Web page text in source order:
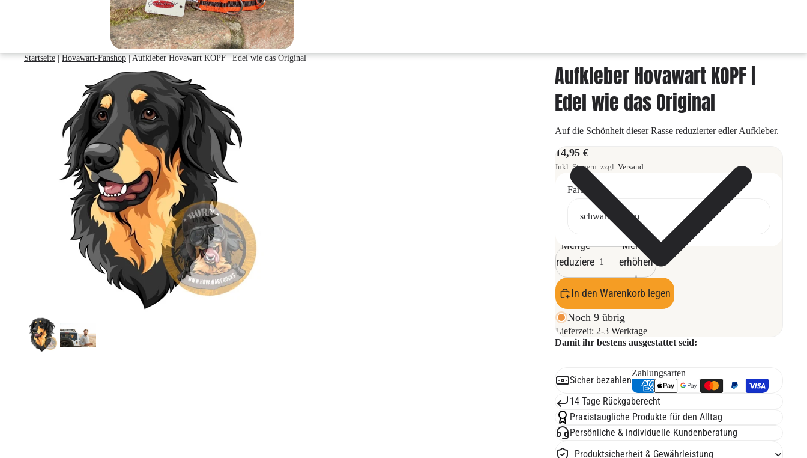
Startseite | Hovawart-Fanshop | Aufkleber Hovawart KOPF | Edel wie das Original
Aufkleber Hovawart KOPF |
Edel wie das Original
Auf die Schönheit dieser Rasse reduzierter edler Aufkleber.
14,95 €
Inkl. Steuern. zzgl. Versand
Farbe
Menge
reduzieren
Menge
erhöhen
In den Warenkorb legen
Noch 9 übrig
Lieferzeit: 2-3 Werktage
Damit ihr bestens ausgestattet seid:
Sicher bezahlen
Zahlungsarten
14 Tage Rückgaberecht
Praxistaugliche Produkte für den Alltag
Persönliche & individuelle Kundenberatung
Produktsicherheit & Gewährleistung